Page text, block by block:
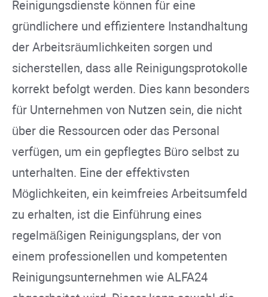
Reinigungsdienste können für eine
gründlichere und effizientere Instandhaltung
der Arbeitsräumlichkeiten sorgen und
sicherstellen, dass alle Reinigungsprotokolle
korrekt befolgt werden. Dies kann besonders
für Unternehmen von Nutzen sein, die nicht
über die Ressourcen oder das Personal
verfügen, um ein gepflegtes Büro selbst zu
unterhalten. Eine der effektivsten
Möglichkeiten, ein keimfreies Arbeitsumfeld
zu erhalten, ist die Einführung eines
regelmäßigen Reinigungsplans, der von
einem professionellen und kompetenten
Reinigungsunternehmen wie ALFA24